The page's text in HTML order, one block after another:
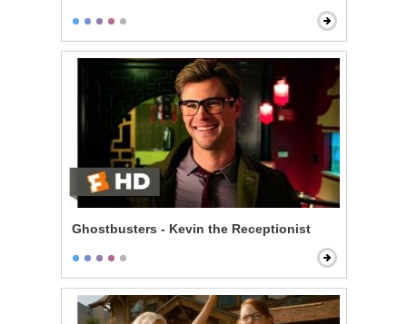
Ghostbusters - Kevin the Receptionist